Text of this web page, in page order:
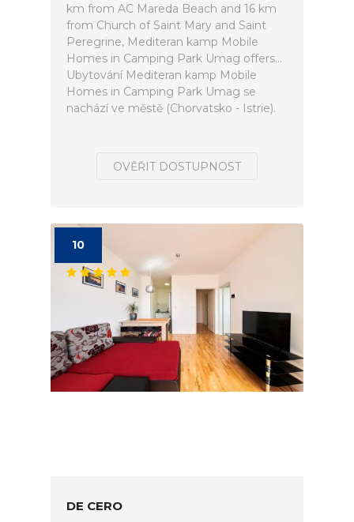
km from AC Mareda Beach and 16 km
from Church of Saint Mary and Saint
Peregrine, Mediteran kamp Mobile
Homes in Camping Park Umag offers...
Ubytování Mediteran kamp Mobile
Homes in Camping Park Umag se
nachází ve městě (Chorvatsko - Istrie).
OVĚŘIT DOSTUPNOST
10
DE CERO